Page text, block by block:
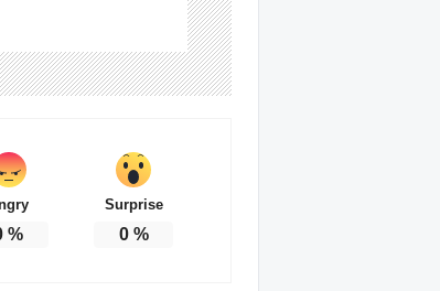
%
Surprise
0%